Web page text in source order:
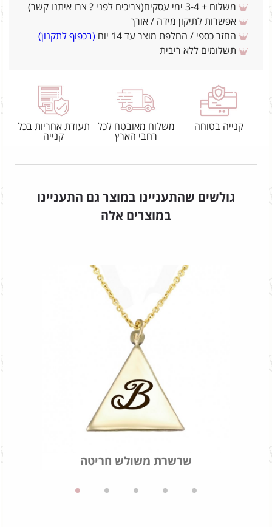
משלוח + 3-4 ימי עסקים(צריכים לפני ? צרו איתנו קשר)
אפשרות לתיקון מידה / אורך
החזר כספי / החלפת מוצר עד 14 יום
(בכפוף לתקנון)
תשלומים ללא ריבית
קנייה בטוחה
משלוח מאובטח לכל
רחבי הארץ
תעודת אחריות בכל
קנייה
גולשים שהתעניינו במוצר גם התעניינו
במוצרים אלה
שרשרת משולש חריטה